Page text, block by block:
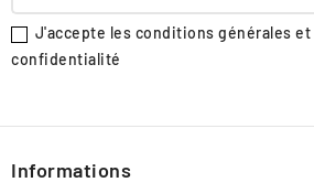
J'accepte les conditions générales
confidentialité
Informations